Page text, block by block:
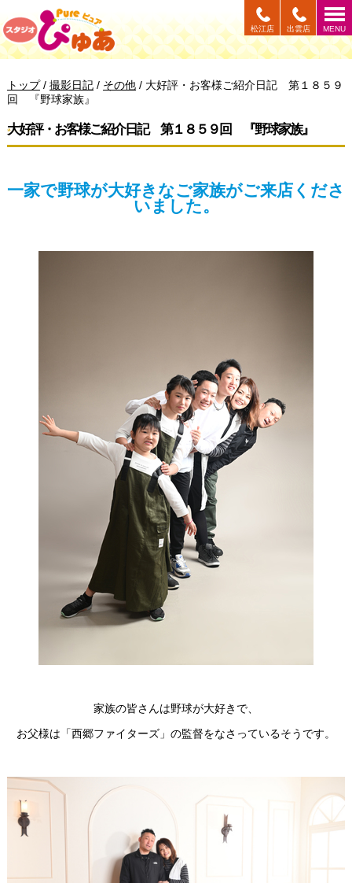
このページの本文へ
MENU
出雲店
松江店
現
在
位
トップ/ 撮影日記/ その他/ 大好評・お客様ご紹介日記 第１８５９
回 『野球家族』
大好評・お客様ご紹介日記 第１８５９回 『野球家族』
一家で野球が大好きなご家族がご来店くださ
いました。
家族の皆さんは野球が大好きで、
お父様は「西郷ファイターズ」の監督をなさっているそうです。